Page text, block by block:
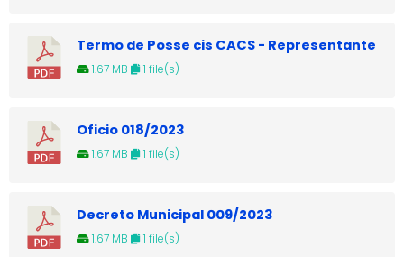
Termo de Posse cis CACS - Representante
1.67 MB 1 file(s)
Oficio 018/2023
1.67 MB 1 file(s)
Decreto Municipal 009/2023
1.67 MB 1 file(s)